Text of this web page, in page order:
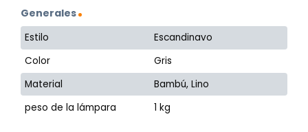
Generales
Estilo
Escandinavo
Color
Gris
Material
Bambú, Lino
peso de la lámpara
1 kg